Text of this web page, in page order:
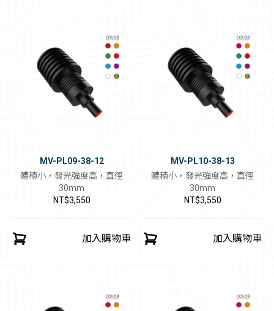
MV-PL09-38-12
體積小，發光強度高，直徑
30mm
NT$3,550
加入購物車
MV-PL10-38-13
體積小，發光強度高，直徑
30mm
NT$3,550
加入購物車